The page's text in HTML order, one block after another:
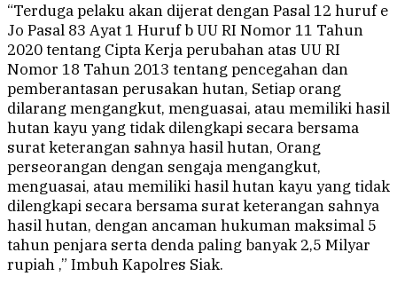
“Terduga pelaku akan dijerat dengan Pasal 12 huruf e
Jo Pasal 83 Ayat 1 Huruf b UU RI Nomor 11 Tahun
2020 tentang Cipta Kerja perubahan atas UU RI
Nomor 18 Tahun 2013 tentang pencegahan dan
pemberantasan perusakan hutan, Setiap orang
dilarang mengangkut, menguasai, atau memiliki hasil
hutan kayu yang tidak dilengkapi secara bersama
surat keterangan sahnya hasil hutan, Orang
perseorangan dengan sengaja mengangkut,
menguasai, atau memiliki hasil hutan kayu yang tidak
dilengkapi secara bersama surat keterangan sahnya
hasil hutan, dengan ancaman hukuman maksimal 5
tahun penjara serta denda paling banyak 2,5 Milyar
rupiah ,” Imbuh Kapolres Siak.